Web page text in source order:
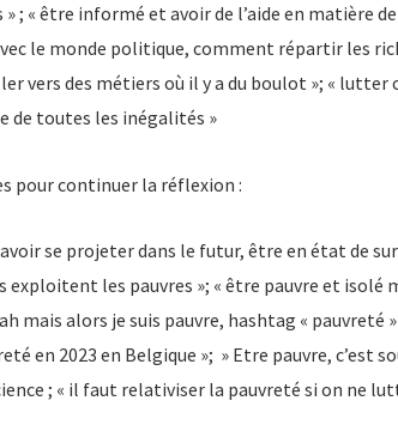
; « être informé et avoir de l’aide en matière
le monde politique, comment répartir les
vers des métiers où il y a du boulot »; «
de toutes les inégalités »
pour continuer la réflexion :
se projeter dans le futur, être en état de
exploitent les pauvres »; « être pauvre et isolé
mais alors je suis pauvre, hashtag « pauvreté
en 2023 en Belgique »; » Etre pauvre, c’est
; « il faut relativiser la pauvreté si on ne